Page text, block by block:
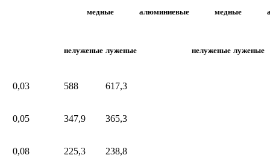
медные алюминиевые медные
нелуженые луженые нелуженые луженые
0,03 588 617,3
0,05 347,9 365,3
0,08 225,3 238,8